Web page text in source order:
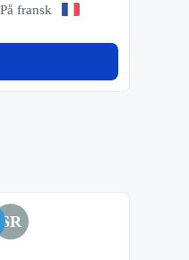
På fransk
SR